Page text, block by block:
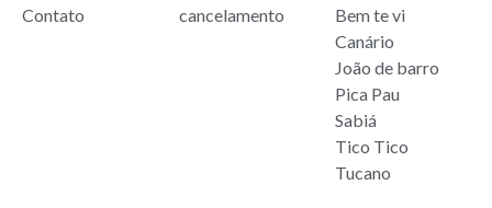
Contato
cancelamento
Bem te vi
Canário
João de barro
Pica Pau
Sabiá
Tico Tico
Tucano